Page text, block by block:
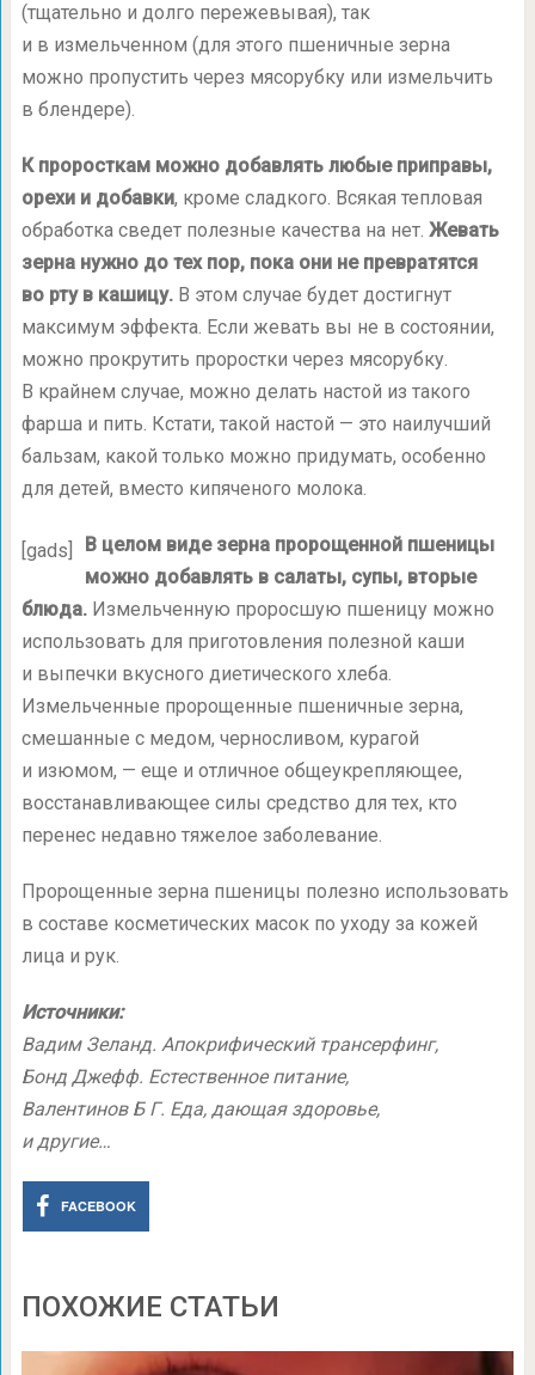
(тщательно и долго пережевывая), так
и в измельченном (для этого пшеничные зерна
можно пропустить через мясорубку или измельчить
в блендере).
К проросткам можно добавлять любые приправы,
орехи и добавки, кроме сладкого. Всякая тепловая
обработка сведет полезные качества на нет. Жевать
зерна нужно до тех пор, пока они не превратятся
во рту в кашицу.В этом случае будет достигнут
максимум эффекта. Если жевать вы не в состоянии,
можно прокрутить проростки через мясорубку.
В крайнем случае, можно делать настой из такого
фарша и пить. Кстати, такой настой — это наилучший
бальзам, какой только можно придумать, особенно
для детей, вместо кипяченого молока.
[gads]
В целом виде зерна пророщенной пшеницы
можно добавлять в салаты, супы, вторые
блюда.Измельченную проросшую пшеницу можно
использовать для приготовления полезной каши
и выпечки вкусного диетического хлеба.
Измельченные пророщенные пшеничные зерна,
смешанные с медом, черносливом, курагой
и изюмом, — еще и отличное общеукрепляющее,
восстанавливающее силы средство для тех, кто
перенес недавно тяжелое заболевание.
Пророщенные зерна пшеницы полезно использовать
в составе косметических масок по уходу за кожей
лица и рук.
Источники:
Вадим Зеланд. Апокрифический трансерфинг,
Бонд Джефф. Естественное питание,
Валентинов Б Г. Еда, дающая здоровье,
и другие…
FACEBOOK
ПОХОЖИЕ СТАТЬИ